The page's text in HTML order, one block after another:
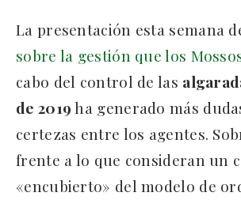
La presentación esta semana
sobre la gestión que los
cabo del control de las
de 2019ha generado más
certezas entre los agentes.
frente a lo que consideran un
«encubierto» del modelo de